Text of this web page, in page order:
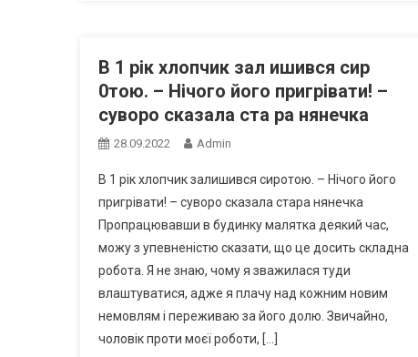
В 1 рік хлопчик зал ишився сир
0тою. – Нічого його пригрівати! –
сувоpо сказала ста ра нянечка
28.09.2022 Admin
В 1 рік хлопчик залишився сиротою. – Нічого його
пригрівати! – суворо сказала стара нянечка
Пропрацювавши в будинку малятка деякий час,
можу з упевненістю сказати, що це досить складна
робота. Я не знаю, чому я зважилася туди
влаштуватися, адже я плачу над кожним новим
немовлям і переживаю за його долю. Звичайно,
чоловік проти моєї роботи, […]